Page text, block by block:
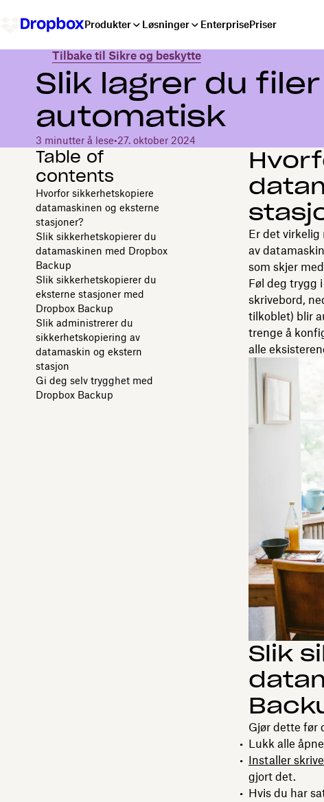
Produkter Løsninger EnterprisePriser
Tilbake til Sikre og beskytte
Slik lagrer du
automatisk
3 minutter å lese•27. oktober 2024
Table of
contents
Hvorfor sikkerhetskopiere
datamaskinen og eksterne
stasjoner?
Slik sikkerhetskopierer du
datamaskinen med Dropbox
Backup
Slik sikkerhetskopierer du
eksterne stasjoner med
Dropbox Backup
Slik administrerer du
sikkerhetskopiering av
datamaskin og ekstern
stasjon
Gi deg selv trygghet med
Dropbox Backup
Er det virkelig
av
som skjer
Føl deg trygg
skrivebord,
tilkoblet) blir
trenge å
alle
Slik
Gjør dette før
Lukk alle
Installer
gjort det.
Hvis du har